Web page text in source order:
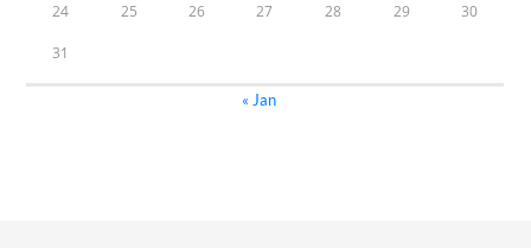
24 25 26 27 28 29 30
31
« Jan